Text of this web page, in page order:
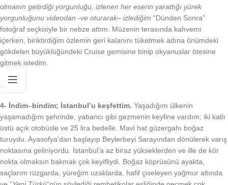
olmanın getirdiği yorgunluğu, izlenen her eserin yarattığı yürek
yorgunluğunu videodan -ve oturarak– izlediğim “Dünden Sonra”
fotoğraf seçkisiyle bir nebze attım. Müzenin terasında kahvemi
içerken, biriktirdiğim özlemin geri kalanını tüketmek adına önümdeki
gökdelen büyüklüğündeki Cruise gemisine binip okyanuslar ötesine
gitmek istedim.
4- İndim–bindim; İstanbul’u keşfettim. Yaşadığım ülkenin
yaşamadığım şehrinde, yabancı gibi gezmenin keyfine vardım; iki katlı
üstü açık otobüsle ve 25 lira bedelle. Mavi hat güzergahı boğaz
turuydu. Ayasofya’dan başlayıp Beylerbeyi Sarayından dönülerek varış
noktasına geliniyordu. İstanbul’a az biraz yükseklerden ve ille de kör
nokta olmaksın bakmak çok keyifliydi. Boğaz köprüsünü ayakta,
saçlarım rüzgarda, yüreğim uzaklarda, hafif çiseleyen yağmur altında